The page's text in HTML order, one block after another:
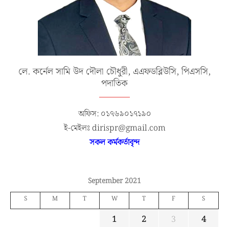
লে. কর্নেল সামি উদ দৌলা চৌধুরী, এএফডব্লিউসি, পিএসসি,
পদাতিক
অফিস: ০১৭৬৯০১৭১৯০
ই-মেইলঃ dirispr@gmail.com
সকল কর্মকর্তাবৃন্দ
September 2021
S M T W T F S
1 2 3
4